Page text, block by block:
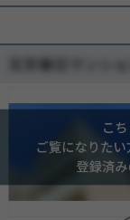
会員限定